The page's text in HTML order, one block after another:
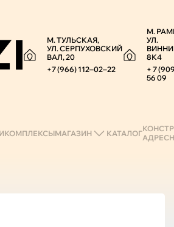
М. ТУЛЬСКАЯ,
УЛ. СЕРПУХОВСКИЙ
ВАЛ, 20
+7 (966) 112‒02‒22
М.
УЛ.
8К4
+ 7
56 09
КОМПЛЕКСЫМАГАЗИН КАТАЛОГ